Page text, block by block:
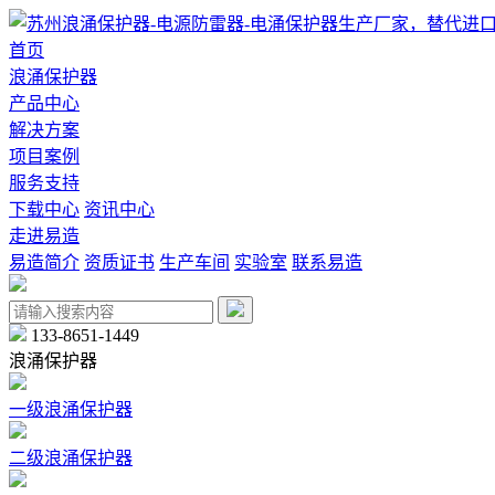
首页
浪涌保护器
产品中心
解决方案
项目案例
服务支持
下载中心 资讯中心
走进易造
易造简介 资质证书 生产车间 实验室 联系易造
133-8651-1449
浪涌保护器
一级浪涌保护器
二级浪涌保护器